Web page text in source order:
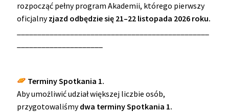
rozpocząć pełny program Akademii, którego pierwszy
oficjalnyzjazd odbędzie się 21–22 listopada 2026 roku.
Terminy Spotkania 1.
Aby umożliwić udział większej liczbie osób,
przygotowaliśmydwa terminy Spotkania 1.